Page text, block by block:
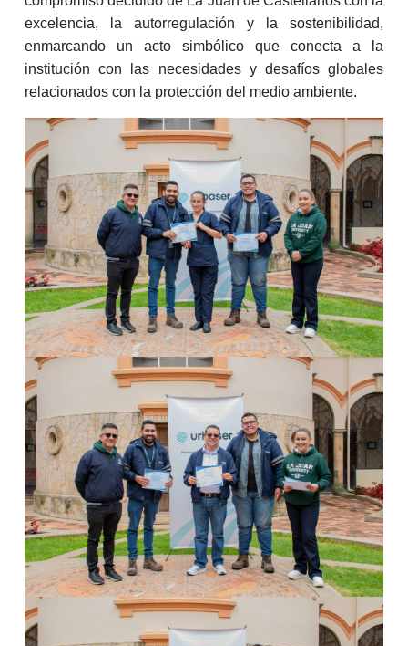
excelencia, la autorregulación y la sostenibilidad,
enmarcando un acto simbólico que conecta a la
institución con las necesidades y desafíos globales
relacionados con la protección del medio ambiente.